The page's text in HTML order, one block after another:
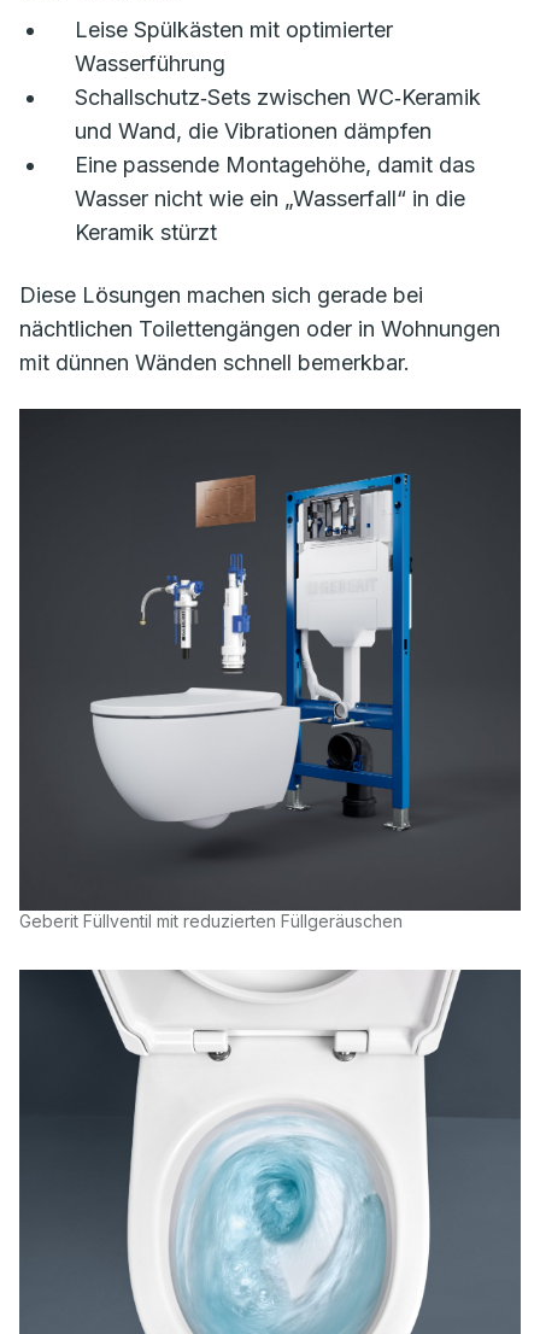
Leise Spülkästen mit optimierter
Wasserführung
Schallschutz‑Sets zwischen WC‑Keramik
und Wand, die Vibrationen dämpfen
Eine passende Montagehöhe, damit das
Wasser nicht wie ein „Wasserfall“ in die
Keramik stürzt
Diese Lösungen machen sich gerade bei
nächtlichen Toilettengängen oder in Wohnungen
mit dünnen Wänden schnell bemerkbar.
Geberit Füllventil mit reduzierten Füllgeräuschen